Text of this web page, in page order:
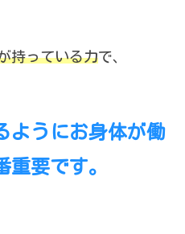
持っている力で、
ようにお身体が働
重要です。